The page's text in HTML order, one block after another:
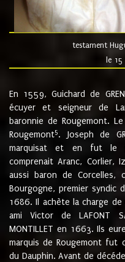
testament
le
En 1559, Guichard de
écuyer et seigneur de
baronnie de Rougemont.
Rougemont5. Joseph de
marquisat et en fut le
comprenait Aranc, Corlier,
aussi baron de Corcelles,
Bourgogne, premier syndic
1686. Il achète la charge de
ami Victor de LAFONT
MONTILLET en 1663. Ils
marquis de Rougemont fut
du Dauphin. Avant de